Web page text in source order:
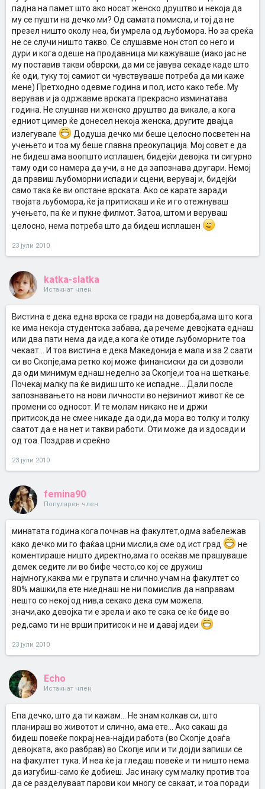
падна на памет што ако носат женско друштво и некоја да
му се пушти на дечко ми? Од самата помисла, и тој да не
презел ништо околу неа, би умрела од љубомора. Но за среќа
не се случи ништо такво. Се слушавме нон стоп со него и
дури и кога одеше на продавница ми кажуваше (иако јас не
му поставив такви обврски, да ми се јавува секаде каде што
ќе оди, туку тој самиот си чувствуваше потреба да ми каже
мене) Претходно одевме година и пол, исто како тебе. Му
верував и ја одржавме врската прекрасно изминатава
година. Не слушнав ни женско друштво да викале, а кога
едниот цимер ќе донесел некоја женска, другите двајца
излегувале
Додуша дечко ми беше целосно посветен на
учењето и тоа му беше главна преокупација. Мој совет е да
не бидеш ама воопшто исплашен, бидејќи девојка ти сигурно
таму оди со намера да учи, а не да запознава другари. Немој
да правиш љубоморни испади и сцени, верувај и, бидејќи
само така ќе ви опстане врската. Ако се карате заради
твојата љубомора, ќе ја притискаш и ќе и го отежнуваш
учењето, па ќе и пукне филмот. Затоа, штом и веруваш
целосно, нема потреба што да бидеш исплашен
23 јули 2010
katka-slatka
Истакнат член
Вистина е дека една врска се гради на доверба,ама што кога
ке има некоја студентска забава, да речеме девојката еднаш
или два пати нема да иде,а кога ќе отиде љубоморните тоа
чекаат... И тоа вистина е дека Македонија е мала и за 2 саати
си во Скопје,ама ретко кој може финансиски да си дозволи
да оди минимум еднаш неделно за Скопје,и тоа на шеткање.
Почекај малку па ќе видиш што ке испадне... Дали после
запознавањето на нови личности во нејзиниот живот ќе се
промени со односот. И те молам никако не и држи
притисок,да не смее никаде да оди,да мора во толку и толку
саатот да е на нет и такви работи. Оти може да и здосади и
од тоа. Поздрав и среќно
23 јули 2010
femina90
Популарен член
минатата година кога почнав на факултет,одма забележав
како дечко ми го фаќаа црни мисли,а сме од ист град
не
коментираше ништо директно,ама го осеќав.ме прашуваше
демек седите ли во бифе често,со кој се дружиш
најмногу,каква ми е групата и слично.учам на факултет со
80% машки,па ете ниеднаш не ни помислив да направам
нешто со некој од нив,а секако дека сум можела.
значи,ако девојка ти е зрела и ако те сака се ќе биде во
ред,само ти не врши притисок и не и давај идеи
23 јули 2010
Echo
Истакнат член
Епа дечко, што да ти кажам... Не знам колкав си, што
планираш во животот и слично, ама ете... Ако сакаш да
бидеш повеќе покрај неа-најди работа (во Скопје доаѓа
девојката, ако разбрав) во Скопје или и ти дојди запиши се
на факултет тука. И неа ќе ја гледаш повеќе и ти ништо нема
да изгубиш-само ќе добиеш. Јас инаку сум малку против тоа
да се разделуваат парови кои многу се сакаат, и тоа поради